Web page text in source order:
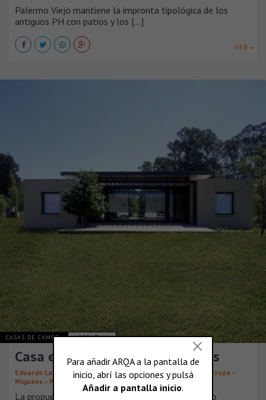
Palermo Viejo mantiene la impronta tipológica de los
antiguos PH con patios y los [...]
VER +
CASAS DE CAMPO ARGENTINA
Casa en Club de Campo Pingüinos
Eduardo Lacroze ,José Ignacio Miguens,Francisco Prati
Lacroze –
Miguens – Prati
La propuesta: diseñar dos viviendas mínimas como